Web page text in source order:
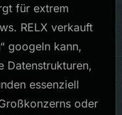
für extrem
RELX verkauft
googeln kann,
Datenstrukturen,
essenziell
oder